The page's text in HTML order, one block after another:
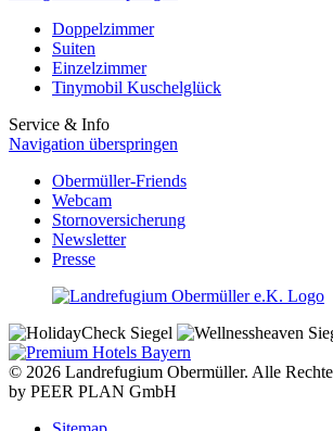
Doppelzimmer
Suiten
Einzelzimmer
Tinymobil Kuschelglück
Service & Info
Navigation überspringen
Obermüller-Friends
Webcam
Stornoversicherung
Newsletter
Presse
© 2026 Landrefugium Obermüller. Alle
by PEER PLAN GmbH